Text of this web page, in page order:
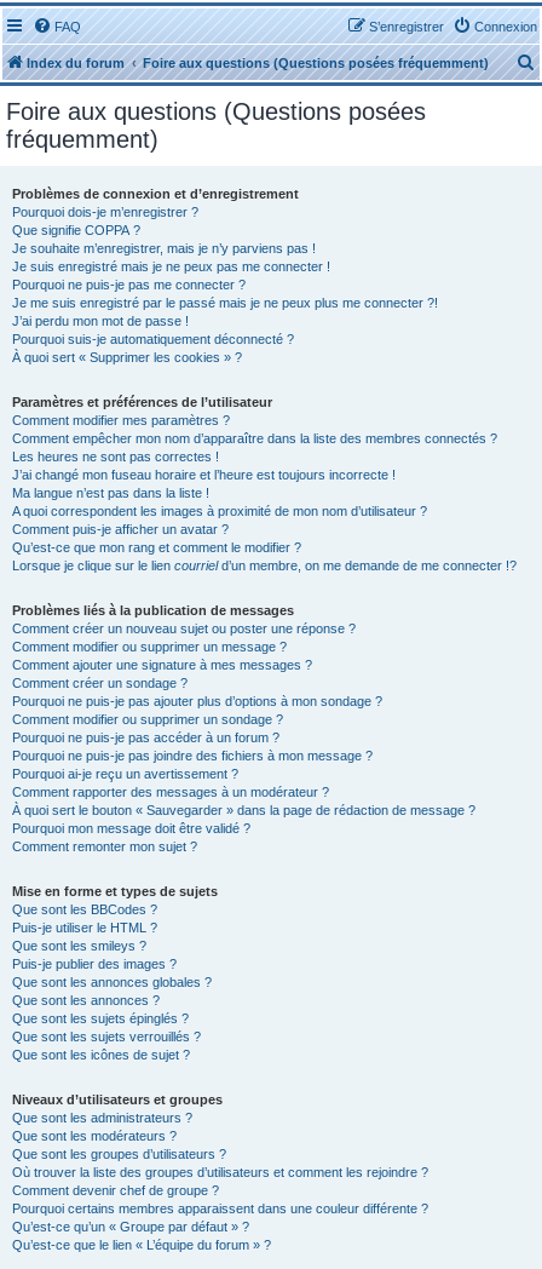
FAQ Connexion
S’enregistrer
Index du forum Foire aux questions (Questions posées fréquemment)
e
Foire aux questions (Questions posées
fréquemment)
Problèmes de connexion et d’enregistrement
Pourquoi dois-je m’enregistrer ?
Que signifie COPPA ?
Je souhaite m’enregistrer, mais je n’y parviens pas !
Je suis enregistré mais je ne peux pas me connecter !
Pourquoi ne puis-je pas me connecter ?
Je me suis enregistré par le passé mais je ne peux plus me connecter ?!
J’ai perdu mon mot de passe !
Pourquoi suis-je automatiquement déconnecté ?
À quoi sert « Supprimer les cookies » ?
Paramètres et préférences de l’utilisateur
Comment modifier mes paramètres ?
Comment empêcher mon nom d’apparaître dans la liste des membres connectés ?
Les heures ne sont pas correctes !
J’ai changé mon fuseau horaire et l’heure est toujours incorrecte !
Ma langue n’est pas dans la liste !
A quoi correspondent les images à proximité de mon nom d’utilisateur ?
Comment puis-je afficher un avatar ?
Qu’est-ce que mon rang et comment le modifier ?
Lorsque je clique sur le lien courrield’un membre, on me demande de me connecter !?
Problèmes liés à la publication de messages
Comment créer un nouveau sujet ou poster une réponse ?
Comment modifier ou supprimer un message ?
Comment ajouter une signature à mes messages ?
Comment créer un sondage ?
Pourquoi ne puis-je pas ajouter plus d’options à mon sondage ?
Comment modifier ou supprimer un sondage ?
Pourquoi ne puis-je pas accéder à un forum ?
Pourquoi ne puis-je pas joindre des fichiers à mon message ?
Pourquoi ai-je reçu un avertissement ?
Comment rapporter des messages à un modérateur ?
À quoi sert le bouton « Sauvegarder » dans la page de rédaction de message ?
Pourquoi mon message doit être validé ?
Comment remonter mon sujet ?
Mise en forme et types de sujets
Que sont les BBCodes ?
Puis-je utiliser le HTML ?
Que sont les smileys ?
Puis-je publier des images ?
Que sont les annonces globales ?
Que sont les annonces ?
Que sont les sujets épinglés ?
Que sont les sujets verrouillés ?
Que sont les icônes de sujet ?
Niveaux d’utilisateurs et groupes
Que sont les administrateurs ?
Que sont les modérateurs ?
Que sont les groupes d’utilisateurs ?
Où trouver la liste des groupes d’utilisateurs et comment les rejoindre ?
Comment devenir chef de groupe ?
Pourquoi certains membres apparaissent dans une couleur différente ?
Qu’est-ce qu’un « Groupe par défaut » ?
Qu’est-ce que le lien « L’équipe du forum » ?